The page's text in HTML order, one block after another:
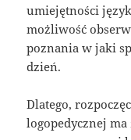
umiejętności
możliwość
poznania w jaki
dzień.
Dlatego,
logopedycznej ma